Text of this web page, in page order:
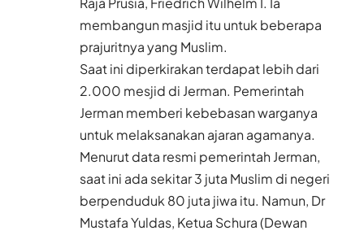
membangun masjid itu untuk beberapa
prajuritnya yang Muslim.
Saat ini diperkirakan terdapat lebih dari
2.000 mesjid di Jerman. Pemerintah
Jerman memberi kebebasan warganya
untuk melaksanakan ajaran agamanya.
Menurut data resmi pemerintah Jerman,
saat ini ada sekitar 3 juta Muslim di negeri
berpenduduk 80 juta jiwa itu. Namun, Dr
Mustafa Yuldas, Ketua Schura (Dewan